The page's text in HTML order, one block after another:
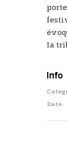
la
Info
Date: